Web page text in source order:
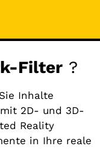
Filter?
Inhalte
2D- und 3D-
Reality
in Ihre reale